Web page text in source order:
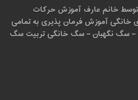
خانم عارف آموزش حرکات
آموزش فرمان پذیری به تمامی
سگ نگهبان – سگ خانگی تربیت سگ